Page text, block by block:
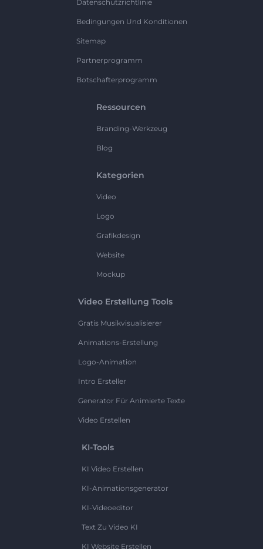
Datenschutzrichtlinie
Bedingungen Und Konditionen
Sitemap
Partnerprogramm
Botschafterprogramm
Ressourcen
Branding-Werkzeug
Blog
Kategorien
Video
Logo
Grafikdesign
Website
Mockup
Video Erstellung Tools
Gratis Musikvisualisierer
Animations-Erstellung
Logo-Animation
Intro Ersteller
Generator Für Animierte Texte
Video Erstellen
KI-Tools
KI Video Erstellen
KI-Animationsgenerator
KI-Videoeditor
Text Zu Video KI
KI Website Erstellen